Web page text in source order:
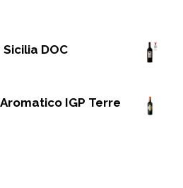
DOC
IGP Terre